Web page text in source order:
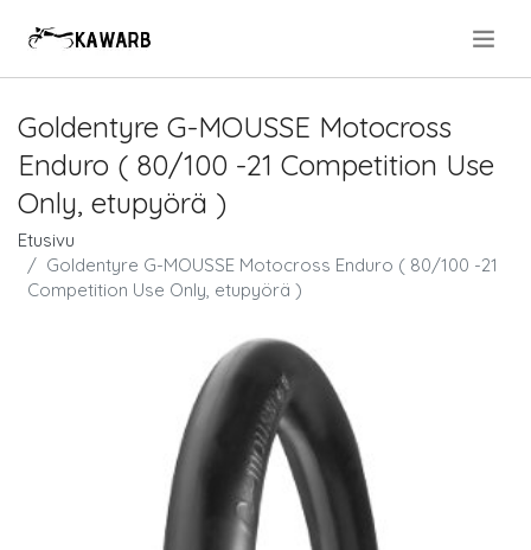
Goldentyre G-MOUSSE Motocross
Enduro ( 80/100 -21 Competition Use
Only, etupyörä )
Etusivu
Goldentyre G-MOUSSE Motocross Enduro ( 80/100 -21
Competition Use Only, etupyörä )